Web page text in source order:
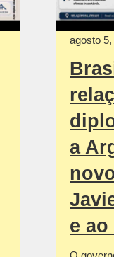
agosto
a
e ao